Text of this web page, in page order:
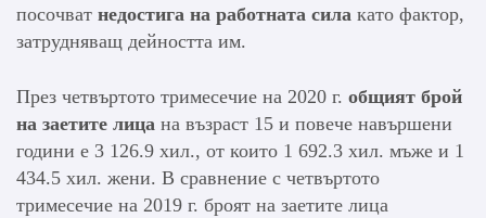
посочват недостига на работната сила като фактор,
затрудняващ дейността им.
През четвъртото тримесечие на 2020 г. общият брой
на заетите лица на възраст 15 и повече навършени
години е 3 126.9 хил., от които 1 692.3 хил. мъже и 1
434.5 хил. жени. В сравнение с четвъртото
тримесечие на 2019 г. броят на заетите лица